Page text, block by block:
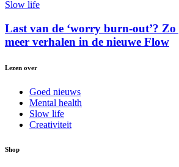
Slow life
Last van de ‘worry burn-out’? Zo
meer verhalen in de nieuwe Flow
Lezen over
Goed nieuws
Mental health
Slow life
Creativiteit
Shop